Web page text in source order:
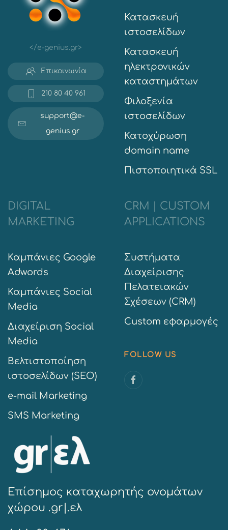
</e-genius.gr>
Επικοινωνία
210 80 40 961
support@e-
genius.gr
Κατασκευή
ιστοσελίδων
Κατασκευή
ηλεκτρονικών
καταστημάτων
Φιλοξενία
ιστοσελίδων
Κατοχύρωση
domain name
Πιστοποιητικά SSL
DIGITAL
MARKETING
Καμπάνιες Google
Adwords
Καμπάνιες Social
Media
Διαχείριση Social
Media
Βελτιστοποίηση
ιστοσελίδων (SEO)
e-mail Marketing
SMS Marketing
CRM | CUSTOM
APPLICATIONS
Συστήματα
Διαχείρισης
Πελατειακών
Σχέσεων (CRM)
Custom εφαρμογές
FOLLOW US
Επίσημος καταχωρητής ονομάτων
χώρου .gr|.ελ